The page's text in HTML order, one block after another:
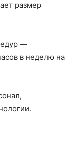
размер
—
в неделю на